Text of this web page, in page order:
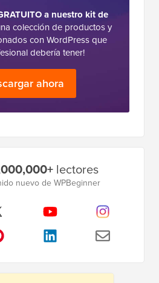
a nuestro kit de
colección de productos y
con WordPress que
debería tener!
ahora
lectores
nuevo de WPBeginner